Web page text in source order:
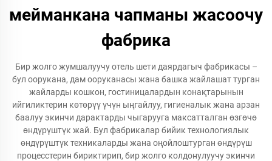
мейманкана чапманы жасоочу
фабрика
Бир жолго жумшалуучу отель шети даярдагыч фабрикасы –
бул оорукана, дам ооруканасы жана башка жайлашат турган
жайларды кошкон, гостиницалардын конақтарынын
ийгиликтерин көтөрүү үчүн ыңгайлуу, гигиеналык жана арзан
баалуу экинчи дарактарды чыгарууга максатталган өзгөчө
өндүрүштүк жай. Бул фабрикалар бийик технологиялык
өндүрүштүк техникаларды жана оңойлоштурган өндүрүш
процесстерин бириктирип, бир жолго колдонулуучу экинчи